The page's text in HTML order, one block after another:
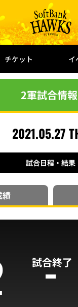
チケット イ
2軍試合情報
2021.05.27
試合日程・結果
績
試合終了